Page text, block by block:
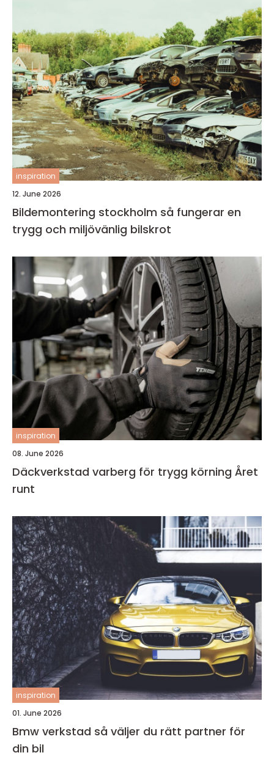
inspiration
12. June 2026
Bildemontering stockholm så fungerar en
trygg och miljövänlig bilskrot
inspiration
08. June 2026
Däckverkstad varberg för trygg körning Året
runt
inspiration
01. June 2026
Bmw verkstad så väljer du rätt partner för
din bil